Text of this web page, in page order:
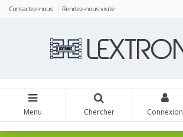
Contactez-nous Rendez-nous visite
Menu Chercher Connexion
Panneau de gestion des cookies